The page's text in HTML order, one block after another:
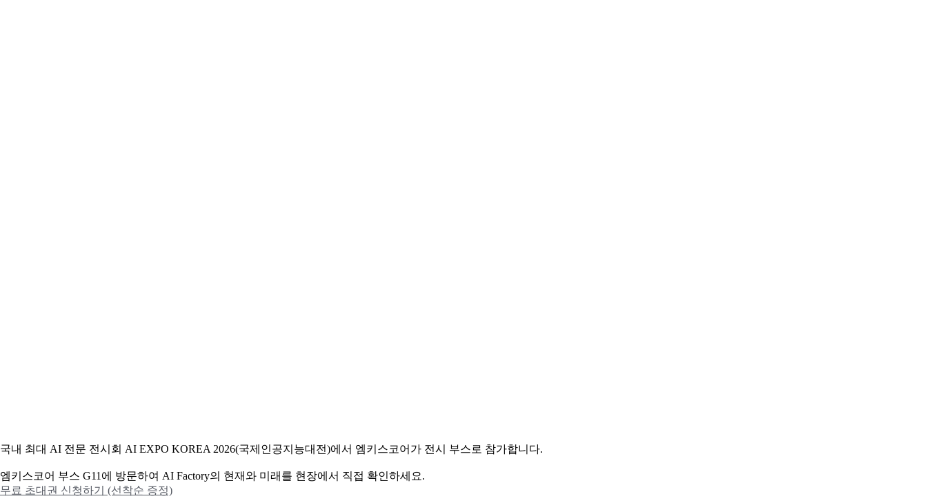
국내 최대 AI 전문 전시회 AI EXPO KOREA 2026(국제인공지능대전)에서 엠키스코어가 전시 부스로 참가합니다.
엠키스코어 부스 G11에 방문하여 AI Factory의 현재와 미래를 현장에서 직접 확인하세요.
무료 초대권 신청하기 (선착순 증정)